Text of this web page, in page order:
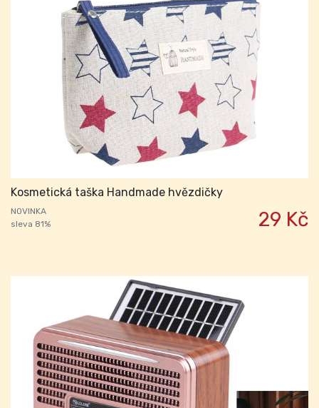
Kosmetická taška Handmade hvězdičky
NOVINKA
sleva 81%
29 Kč